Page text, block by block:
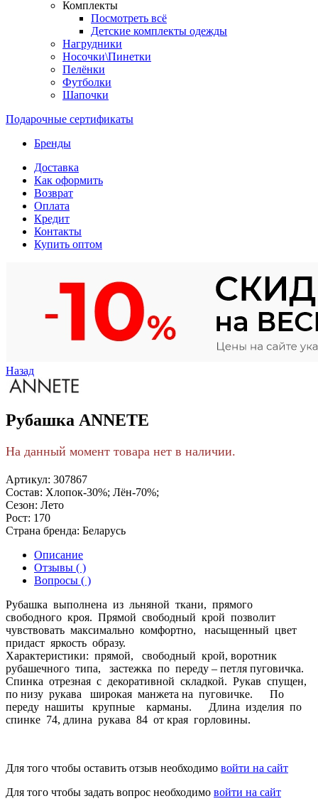
Комплекты
Посмотреть всё
Детские комплекты одежды
Нагрудники
Носочки\Пинетки
Пелёнки
Футболки
Шапочки
Подарочные сертификаты
Бренды
Доставка
Как оформить
Возврат
Оплата
Кредит
Контакты
Купить оптом
Назад
Рубашка ANNETE
На данный момент товара нет в наличии.
Артикул: 307867
Состав: Хлопок-30%; Лён-70%;
Сезон: Лето
Рост: 170
Страна бренда: Беларусь
Описание
Отзывы ( )
Вопросы ( )
Рубашка выполнена из льняной ткани, прямого
свободного кроя. Прямой свободный крой позволит
чувствовать максимально комфортно, насыщенный цвет
придаст яркость образу.
Характеристики: прямой, свободный крой, воротник
рубашечного типа, застежка по переду – петля пуговичка.
Спинка отрезная с декоративной складкой. Рукав спущен,
по низу рукава широкая манжета на пуговичке. По
переду нашиты крупные карманы. Длина изделия по
спинке 74, длина рукава 84 от края горловины.
Для того чтобы оставить отзыв необходимо войти на сайт
Для того чтобы задать вопрос необходимо войти на сайт